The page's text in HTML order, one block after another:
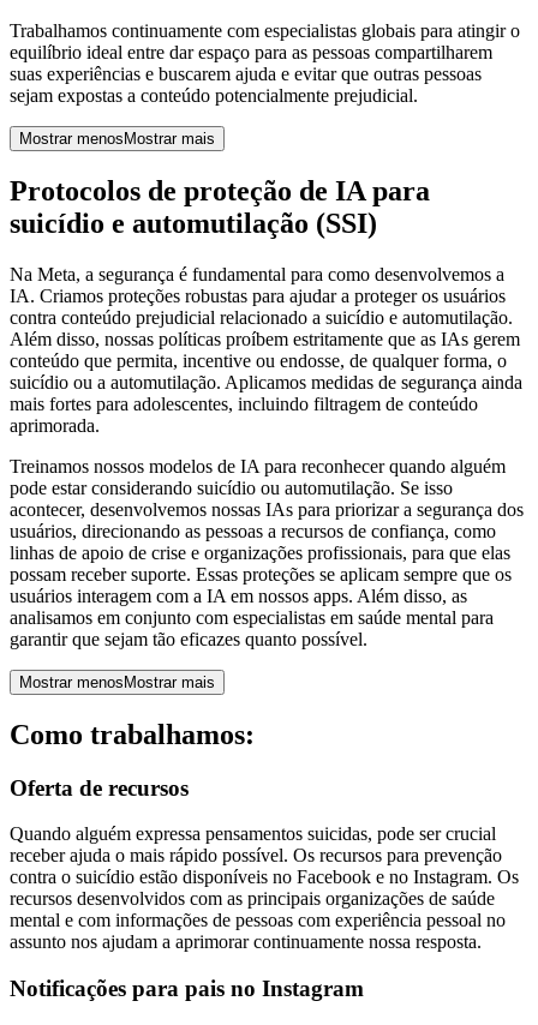
Trabalhamos continuamente com especialistas globais para atingir o
equilíbrio ideal entre dar espaço para as pessoas compartilharem
suas experiências e buscarem ajuda e evitar que outras pessoas
sejam expostas a conteúdo potencialmente prejudicial.
Mostrar menos Mostrar mais
Protocolos de proteção de IA para
suicídio e automutilação (SSI)
Na Meta, a segurança é fundamental para como desenvolvemos a
IA. Criamos proteções robustas para ajudar a proteger os usuários
contra conteúdo prejudicial relacionado a suicídio e automutilação.
Além disso, nossas políticas proíbem estritamente que as IAs gerem
conteúdo que permita, incentive ou endosse, de qualquer forma, o
suicídio ou a automutilação. Aplicamos medidas de segurança ainda
mais fortes para adolescentes, incluindo filtragem de conteúdo
aprimorada.
Treinamos nossos modelos de IA para reconhecer quando alguém
pode estar considerando suicídio ou automutilação. Se isso
acontecer, desenvolvemos nossas IAs para priorizar a segurança dos
usuários, direcionando as pessoas a recursos de confiança, como
linhas de apoio de crise e organizações profissionais, para que elas
possam receber suporte. Essas proteções se aplicam sempre que os
usuários interagem com a IA em nossos apps. Além disso, as
analisamos em conjunto com especialistas em saúde mental para
garantir que sejam tão eficazes quanto possível.
Mostrar menos Mostrar mais
Como trabalhamos:
Oferta de recursos
Quando alguém expressa pensamentos suicidas, pode ser crucial
receber ajuda o mais rápido possível. Os recursos para prevenção
contra o suicídio estão disponíveis no Facebook e no Instagram. Os
recursos desenvolvidos com as principais organizações de saúde
mental e com informações de pessoas com experiência pessoal no
assunto nos ajudam a aprimorar continuamente nossa resposta.
Notificações para pais no Instagram